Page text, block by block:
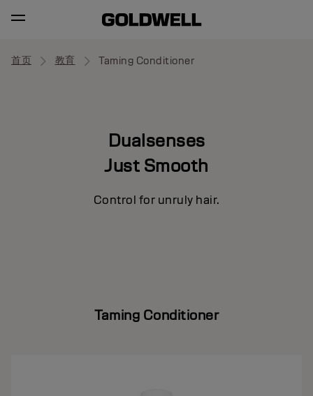
首页 教育 Taming Conditioner
Dualsenses
Just Smooth
Control for unruly hair.
Taming Conditioner